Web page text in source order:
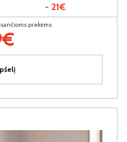
- 21€
prekėms